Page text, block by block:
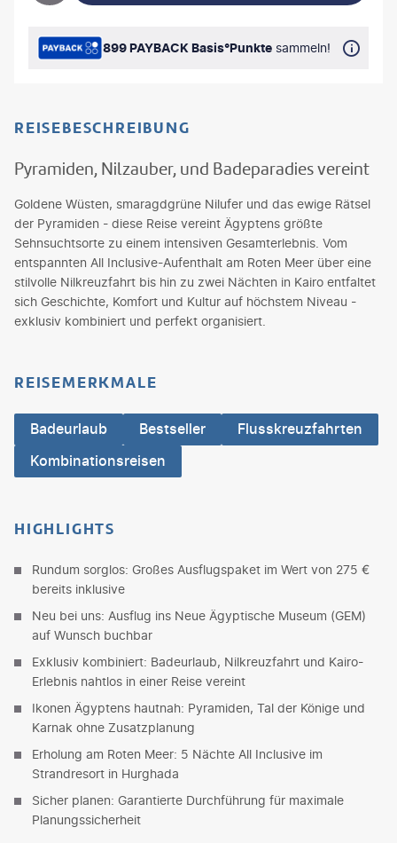
899 PAYBACK Basis°Punkte sammeln!
REISEBESCHREIBUNG
Pyramiden, Nilzauber, und Badeparadies vereint
Goldene Wüsten, smaragdgrüne Nilufer und das ewige Rätsel
der Pyramiden - diese Reise vereint Ägyptens größte
Sehnsuchtsorte zu einem intensiven Gesamterlebnis. Vom
entspannten All Inclusive-Aufenthalt am Roten Meer über eine
stilvolle Nilkreuzfahrt bis hin zu zwei Nächten in Kairo entfaltet
sich Geschichte, Komfort und Kultur auf höchstem Niveau -
exklusiv kombiniert und perfekt organisiert.
REISEMERKMALE
Badeurlaub Bestseller
Flusskreuzfahrten
Kombinationsreisen
HIGHLIGHTS
Rundum sorglos: Großes Ausflugspaket im Wert von 275 €
bereits inklusive
Neu bei uns: Ausflug ins Neue Ägyptische Museum (GEM)
auf Wunsch buchbar
Exklusiv kombiniert: Badeurlaub, Nilkreuzfahrt und Kairo-
Erlebnis nahtlos in einer Reise vereint
Ikonen Ägyptens hautnah: Pyramiden, Tal der Könige und
Karnak ohne Zusatzplanung
Erholung am Roten Meer: 5 Nächte All Inclusive im
Strandresort in Hurghada
Sicher planen: Garantierte Durchführung für maximale
Planungssicherheit